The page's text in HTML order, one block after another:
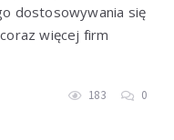
dostosowywania się
więcej firm
183 0